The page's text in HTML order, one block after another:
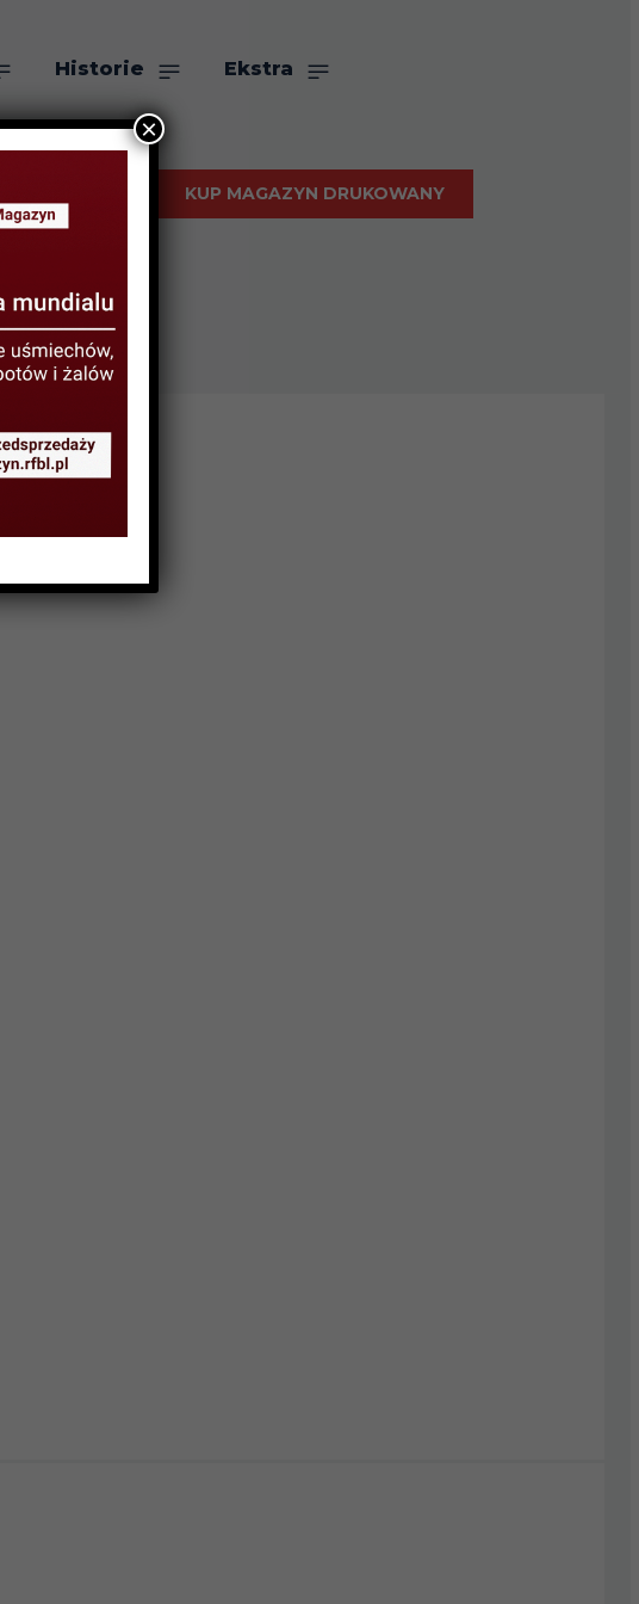
Historie Ekstra
KUP MAGAZYN DRUKOWANY
×